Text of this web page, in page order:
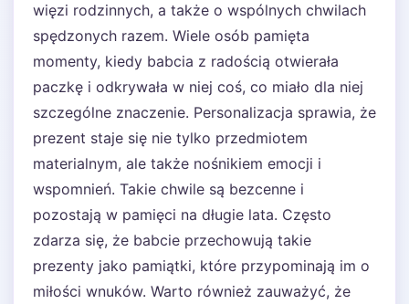
więzi rodzinnych, a także o wspólnych chwilach
spędzonych razem. Wiele osób pamięta
momenty, kiedy babcia z radością otwierała
paczkę i odkrywała w niej coś, co miało dla niej
szczególne znaczenie. Personalizacja sprawia, że
prezent staje się nie tylko przedmiotem
materialnym, ale także nośnikiem emocji i
wspomnień. Takie chwile są bezcenne i
pozostają w pamięci na długie lata. Często
zdarza się, że babcie przechowują takie
prezenty jako pamiątki, które przypominają im o
miłości wnuków. Warto również zauważyć, że